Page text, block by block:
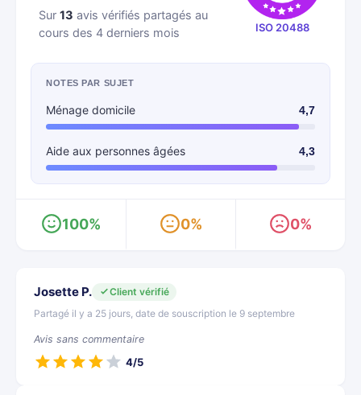
Sur 13 avis vérifiés partagés au
cours des 4 derniers mois
ISO 20488
NOTES PAR SUJET
Ménage domicile 4,7
Aide aux personnes âgées 4,3
100% 0% 0%
Josette P.
Client vérifié
Partagé il y a 25 jours, date de souscription le 9 septembre
Avis sans commentaire
4/5